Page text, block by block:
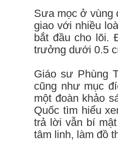
Sưa mọc ở vùng
giao với nhiều
bắt đầu cho lõi.
trưởng dưới 0.5
Giáo sư Phùng
cũng như mục
một đoàn khảo
Quốc tìm hiểu
trả lời vẫn bí
tâm linh, làm đồ